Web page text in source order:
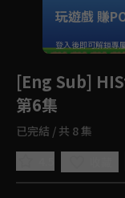
玩遊戲 賺
登入後即可解鎖專
[Eng Sub]
第6集
已完結 / 共 8 集